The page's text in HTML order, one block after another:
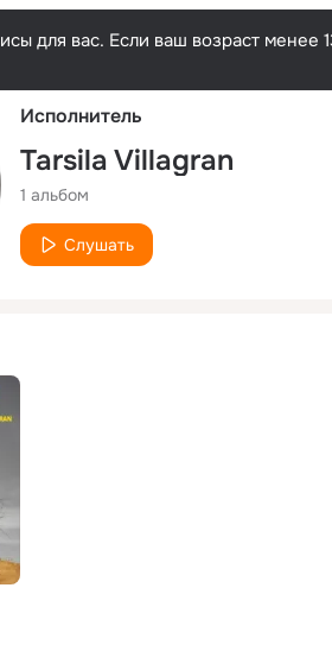
для вас. Если ваш возраст менее
Исполнитель
Tarsila Villagran
1 альбом
Слушать